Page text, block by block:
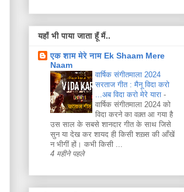
यहाँ भी पाया जाता हूँ मैं..
एक शाम मेरे नाम Ek Shaam Mere
Naam
वार्षिक संगीतमाला 2024
सरताज गीत : मैनू विदा करो
...अब विदा करो मेरे यारा -
वार्षिक संगीतमाला 2024 को
विदा करने का वक़्त आ गया है
उस साल के सबसे शानदार गीत के साथ जिसे
सुन या देख कर शायद ही किसी शख़्स की आँखें
न भीगीं हों। कभी किसी ...
4 महीने पहले